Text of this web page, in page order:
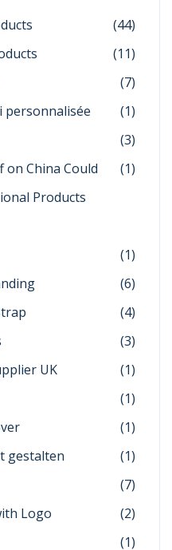
(44)
(11)
(7)
personnalisée
(1)
(3)
on China Could
Products
(1)
(1)
(6)
(4)
(3)
UK
(1)
(1)
(1)
gestalten
(1)
(7)
Logo
(2)
(1)